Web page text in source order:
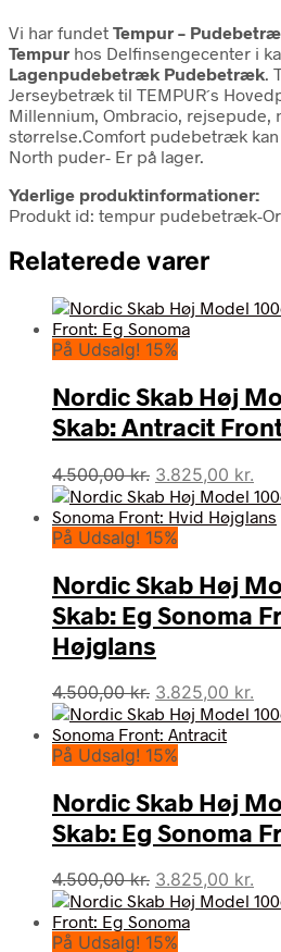
Vi har fundet Tempur –
Tempur hos Delfinsengecenter i
Lagenpudebetræk Pudebetræk.
Jerseybetræk til TEMPUR´s
Millennium, Ombracio, rejsepude,
størrelse.Comfort pudebetræk
North puder- Er på lager.
Yderlige produktinformationer:
Produkt id: tempur pudebetræk-
Relaterede varer
På Udsalg! 15%
Nordic Skab Høj
Skab: Antracit
4.500,00kr. Den
oprindelige
pris
var:
3.825,00 kr.
pris
På Udsalg! 15%
Nordic Skab Høj
Skab: Eg Sonoma
Højglans
4.500,00kr. Den
oprindelige
pris
var:
3.825,00 kr.
På Udsalg! 15%
Nordic Skab Høj
Skab: Eg Sonoma
4.500,00kr. Den
oprindelige
pris
var:
3.825,00 kr.
På Udsalg! 15%